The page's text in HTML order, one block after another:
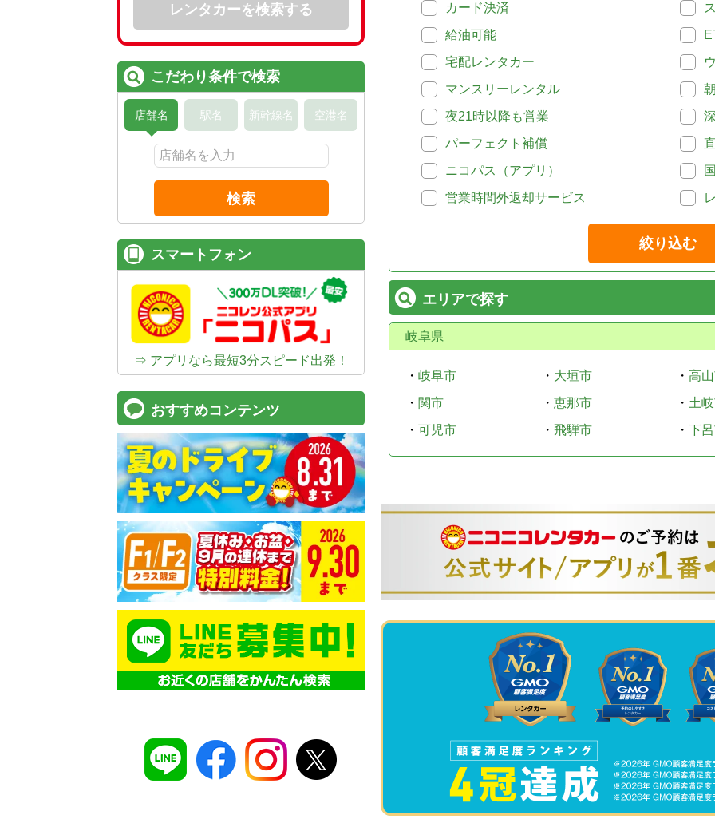
カード決済
給油可能
宅配レンタカー
マンスリーレンタル
夜21時以降も営業
パーフェクト補償
ニコパス（アプリ）
営業時間外返却サービス
絞り込む
エリアで探す
岐阜県
・ 岐阜市 ・ 大垣市 ・ 高
・ 関市 ・ 恵那市 ・ 土
・ 可児市 ・ 飛騨市 ・ 下
レンタカーを検索する
こだわり条件で検索
店舗名 駅名 新幹線名 空港名
検索
スマートフォン
⇒ アプリなら最短3分スピード出発！
おすすめコンテンツ